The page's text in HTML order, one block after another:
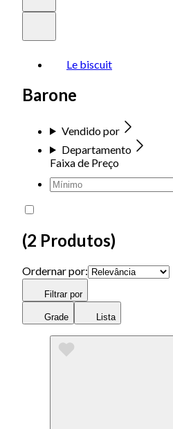
Le biscuit
Barone
Vendido por
Departamento
Faixa de Preço
(2 Produtos)
Ordernar por:
Filtrar por
Grade Lista